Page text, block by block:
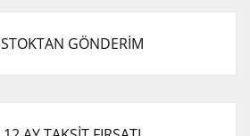
STOKTAN GÖNDERİM